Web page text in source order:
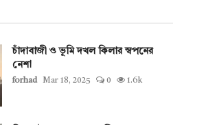
চাঁদাবাজী ও ভূমি দখল কিলার স্বপনের
নেশা
forhad Mar 18, 2025 0 1.6k